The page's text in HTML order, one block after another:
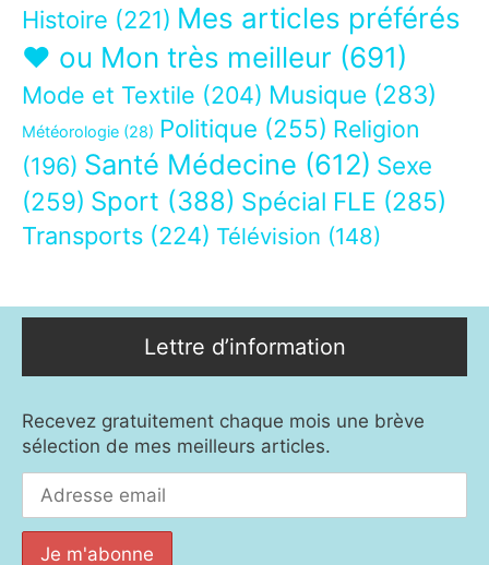
Histoire (221) Mes articles préférés
❤ ou Mon très meilleur (691)
Mode et Textile (204) Musique (283)
Météorologie (28) Politique (255) Religion
(196) Santé Médecine (612) Sexe
(259) Sport (388) Spécial FLE (285)
Transports (224) Télévision (148)
Lettre d’information
Recevez gratuitement chaque mois une brève
sélection de mes meilleurs articles.